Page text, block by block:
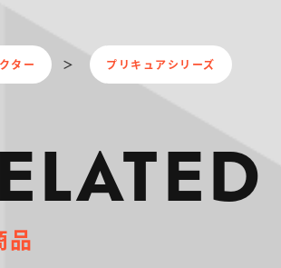
ター プリキュアシリーズ
品